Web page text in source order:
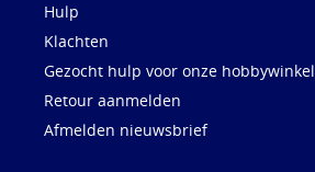
Hulp
Klachten
Gezocht hulp voor onze hobbywinkel
Retour aanmelden
Afmelden nieuwsbrief